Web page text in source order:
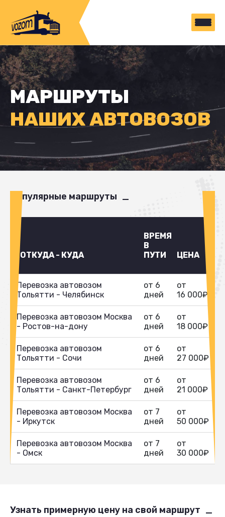
МАРШРУТЫ
НАШИХ АВТОВОЗОВ
Популярные маршруты
ОТКУДА - КУДА
ВРЕМЯ
В
ПУТИ
ЦЕНА
Перевозка автовозом
Тольятти - Челябинск
от 6
дней
от
16 000₽
Перевозка автовозом Москва
- Ростов-на-дону
от 6
дней
от
18 000₽
Перевозка автовозом
Тольятти - Сочи
от 6
дней
от
27 000₽
Перевозка автовозом
Тольятти - Санкт-Петербург
от 6
дней
от
21 000₽
Перевозка автовозом Москва
- Иркутск
от 7
дней
от
50 000₽
Перевозка автовозом Москва
- Омск
от 7
дней
от
30 000₽
Узнать примерную цену на свой маршрут